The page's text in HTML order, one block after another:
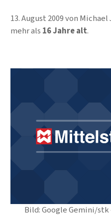
Bild: Google Gemini/
13. August 2009von Michael
mehr als 16 Jahre alt.